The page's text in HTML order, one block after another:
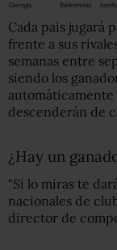
Georgia
Bielorrusia
Cada país jugará
frente a sus
semanas entre
siendo los
descenderán de
¿Hay un
"Si lo miras te
nacionales de
director de